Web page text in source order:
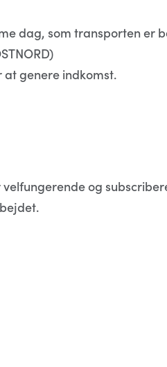
dag, som transporten er
genere indkomst.
og